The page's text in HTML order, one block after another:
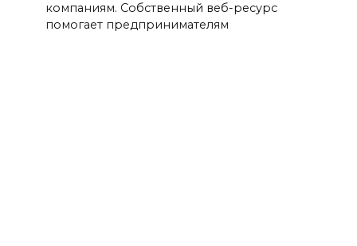
компаниям. Собственный веб-ресурс
помогает предпринимателям